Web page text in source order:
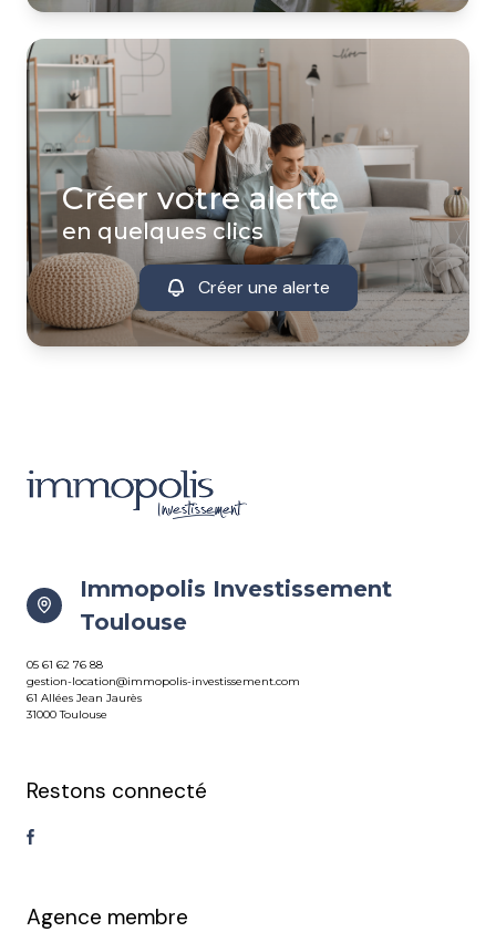
Créer votre alerte
en quelques clics
Créer une alerte
Immopolis Investissement
Toulouse
05 61 62 76 88
gestion-location@immopolis-investissement.com
61 Allées Jean Jaurès
31000 Toulouse
Restons connecté
Agence membre